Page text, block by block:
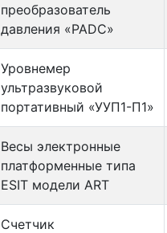
преобразователь
давления «PADC»
Уровнемер
ультразвуковой
портативный «УУП1-П1»
Весы электронные
платформенные типа
ESIT модели ART
Счетчик